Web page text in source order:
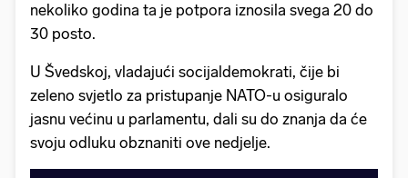
nekoliko godina ta je potpora iznosila svega 20 do
30 posto.
U Švedskoj, vladajući socijaldemokrati, čije bi
zeleno svjetlo za pristupanje NATO-u osiguralo
jasnu većinu u parlamentu, dali su do znanja da će
svoju odluku obznaniti ove nedjelje.